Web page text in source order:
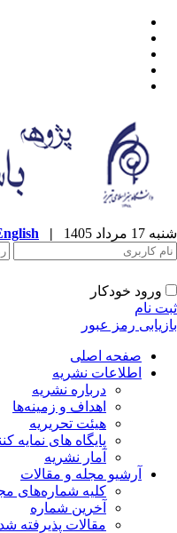
شنبه 17 مرداد 1405 |
ورود خودکار
ثبت نام
بازیابی رمز عبور
صفحه اصلی
اطلاعات نشریه
درباره نشریه
اهداف و زمینه‌ها
هیئت تحریریه
پایگاه های نمایه
آمار نشریه
آرشیو مجله و مقالات
کلیه شماره‌های
آخرین شماره
مقالات پذیرفته